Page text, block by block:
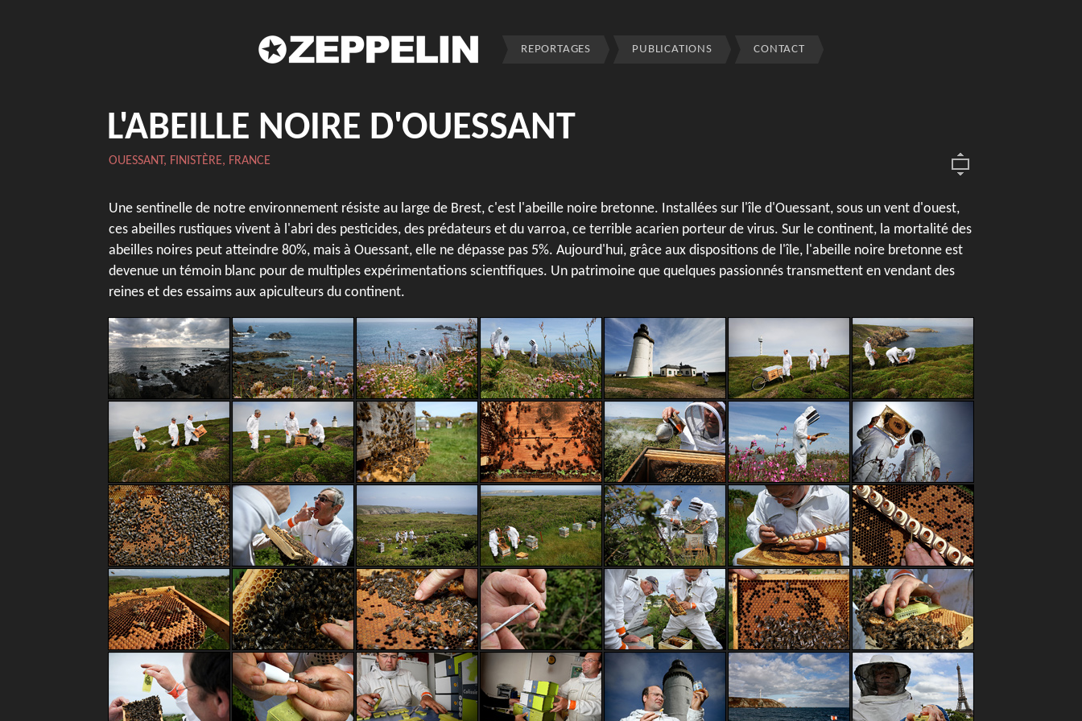
REPORTAGES PUBLICATIONS CONTACT
L'ABEILLE NOIRE D'OUESSANT
OUESSANT, FINISTÈRE, FRANCE
Une sentinelle de notre environnement résiste au large de Brest, c'est l'abeille noire bretonne. Installées sur l'île d'Ouessant, sous un vent d'ouest,
ces abeilles rustiques vivent à l'abri des pesticides, des prédateurs et du varroa, ce terrible acarien porteur de virus. Sur le continent, la mortalité des
abeilles noires peut atteindre 80%, mais à Ouessant, elle ne dépasse pas 5%. Aujourd'hui, grâce aux dispositions de l'île, l'abeille noire bretonne est
devenue un témoin blanc pour de multiples expérimentations scientifiques. Un patrimoine que quelques passionnés transmettent en vendant des
reines et des essaims aux apiculteurs du continent.